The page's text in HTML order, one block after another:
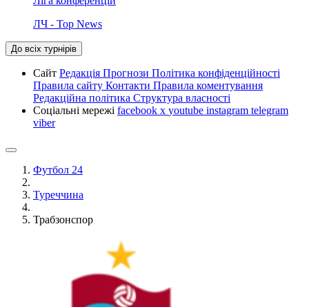
ЛЧ - Top News
До всіх турнірів
Сайт Редакція Прогнози Політика конфіденційності
Правила сайту Контакти Правила коментування
Редакційна політика Структура власності
Соціальні мережі facebook x youtube instagram telegram
viber
Футбол 24
Туреччина
Трабзонспор